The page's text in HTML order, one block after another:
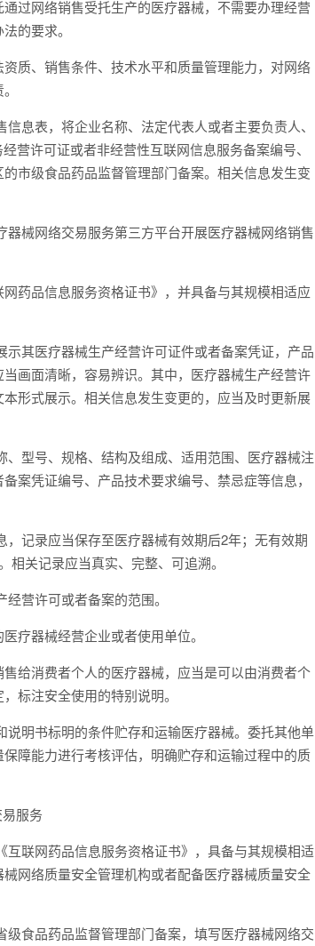
网络销售受托生产的医疗器械，不需要办理经营
的要求。
质、销售条件、技术水平和质量管理能力，对网络
表，将企业名称、法定代表人或者主要负责人、
营许可证或者非经营性互联网信息服务备案编号、
市级食品药品监督管理部门备案。相关信息发生变
械网络交易服务第三方平台开展医疗器械网络销售
品信息服务资格证书》，并具备与其规模相适应
其医疗器械生产经营许可证件或者备案凭证，产品
画面清晰，容易辨识。其中，医疗器械生产经营许
形式展示。相关信息发生变更的，应当及时更新展
型号、规格、结构及组成、适用范围、医疗器械注
案凭证编号、产品技术要求编号、禁忌症等信息，
记录应当保存至医疗器械有效期后2年；无有效期
关记录应当真实、完整、可追溯。
营许可或者备案的范围。
器械经营企业或者使用单位。
给消费者个人的医疗器械，应当是可以由消费者个
标注安全使用的特别说明。
明书标明的条件贮存和运输医疗器械。委托其他单
障能力进行考核评估，明确贮存和运输过程中的质
服务
联网药品信息服务资格证书》，具备与其规模相适
网络质量安全管理机构或者配备医疗器械质量安全
食品药品监督管理部门备案，填写医疗器械网络交